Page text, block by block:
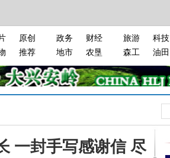
原创
推荐
政务
财经
地市
农垦
旅游
科技
森工
油田
一封手写感谢信 尽